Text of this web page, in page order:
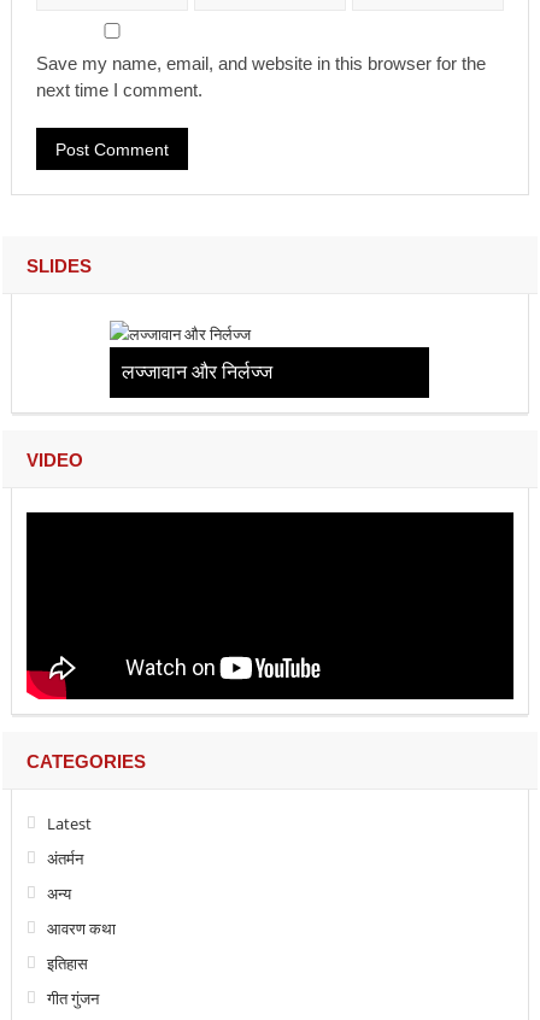
Save my name, email, and website in this browser for the
next time I comment.
SLIDES
लज्जावान और निर्लज्ज
VIDEO
CATEGORIES
Latest
अंतर्मन
अन्य
आवरण कथा
इतिहास
गीत गुंजन